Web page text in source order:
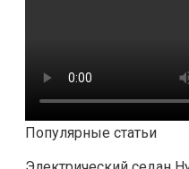
Популярные статьи